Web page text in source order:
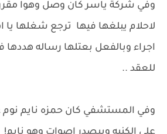
وفي شركة ياسر كان وصل وهوا
لاحلام يبلغها فيها ترجع شغلها يا
اجراء وبالفعل بعتلها رساله هددها
للعقد ..
وفي المستشفي كان حمزه نايم